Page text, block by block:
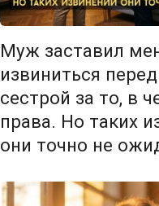
Муж заставил
извиниться
сестрой за то, в
права. Но таких
они точно не